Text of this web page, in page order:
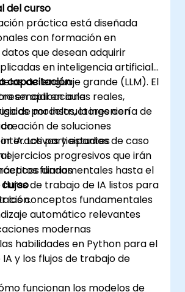
del curso
práctica está diseñada
con formación en
que desean adquirir
en inteligencia artificial,
de lenguaje grande (LLM). El
en aplicaciones reales,
de modelos, la ingeniería de
de soluciones
IA. Los participantes
ejercicios progresivos que irán
fundamentales hasta el
de trabajo de IA listos para
capacitación
en aula
por instructores con
interactivas y estudios de caso
diarios
los conceptos fundamentales
automático relevantes
modernas
habilidades en Python para el
y los flujos de trabajo de
funcionan los modelos de